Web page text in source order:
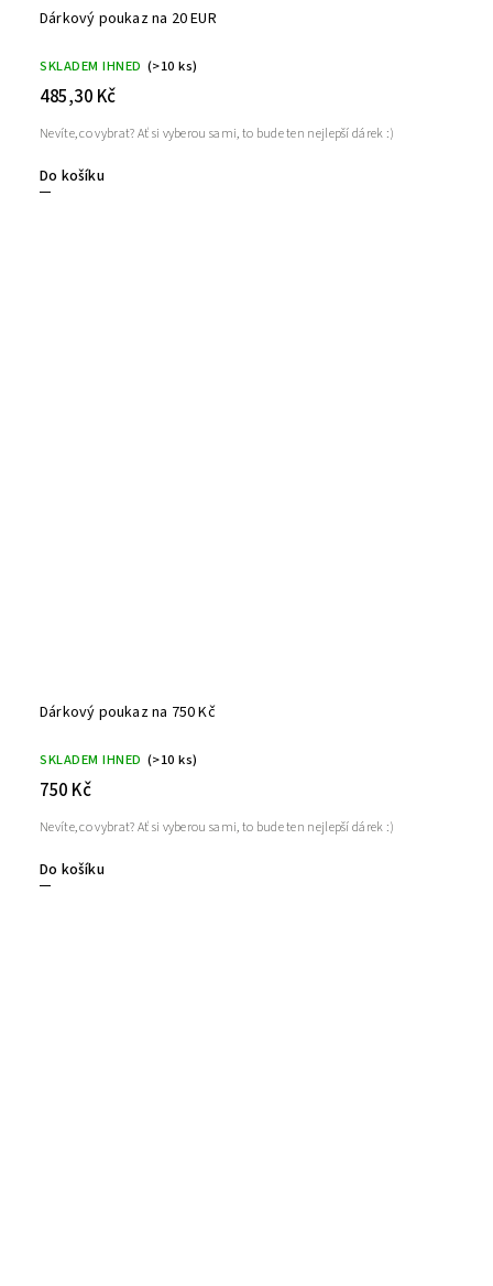
Dárkový poukaz na 20 EUR
SKLADEM IHNED (>10 ks)
485,30 Kč
Do košíku
Nevíte, co vybrat? Ať si vyberou sami, to bude ten nejlepší dárek :)
Dárkový poukaz na 750 Kč
SKLADEM IHNED (>10 ks)
750 Kč
Do košíku
Nevíte, co vybrat? Ať si vyberou sami, to bude ten nejlepší dárek :)